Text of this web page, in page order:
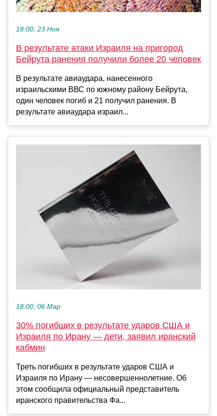
18:00, 23 Ноя
В результате атаки Израиля на пригород
Бейрута ранения получили более 20 человек
В результате авиаудара, нанесенного
израильскими ВВС по южному району Бейрута,
один человек погиб и 21 получил ранения. В
результате авиаудара израил...
18:00, 06 Мар
30% погибших в результате ударов США и
Израиля по Ирану — дети, заявил иранский
кабмин
Треть погибших в результате ударов США и
Израиля по Ирану — несовершеннолетние. Об
этом сообщила официальный представитель
иранского правительства Фа...